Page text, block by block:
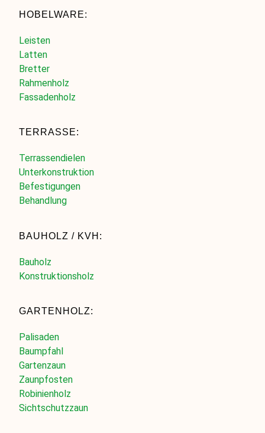
HOBELWARE:
Leisten
Latten
Bretter
Rahmenholz
Fassadenholz
TERRASSE:
Terrassendielen
Unterkonstruktion
Befestigungen
Behandlung
BAUHOLZ / KVH:
Bauholz
Konstruktionsholz
GARTENHOLZ:
Palisaden
Baumpfahl
Gartenzaun
Zaunpfosten
Robinienholz
Sichtschutzzaun